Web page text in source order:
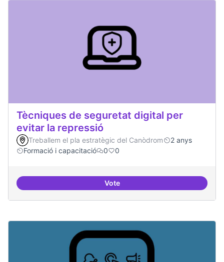
Tècniques de seguretat digital per
evitar la repressió
Treballem el pla estratègic del Canòdrom
2 anys
Formació i capacitació
0 0
VoteTècniques de seguretat digital